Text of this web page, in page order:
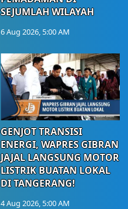
SEJUMLAH WILAYAH
6 Aug 2026, 5:00 AM
GENJOT TRANSISI
ENERGI, WAPRES GIBRAN
JAJAL LANGSUNG MOTOR
LISTRIK BUATAN LOKAL
DI TANGERANG!
4 Aug 2026, 5:00 AM